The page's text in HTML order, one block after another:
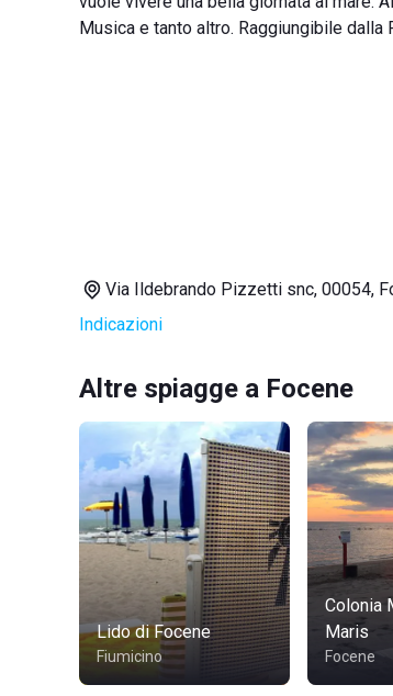
Musica e tanto altro. Raggiungibile
Via Ildebrando Pizzetti snc, 00054,
Indicazioni
Altre spiagge a Focene
Lido di Focene
Fiumicino
Colonia
Maris
Focene